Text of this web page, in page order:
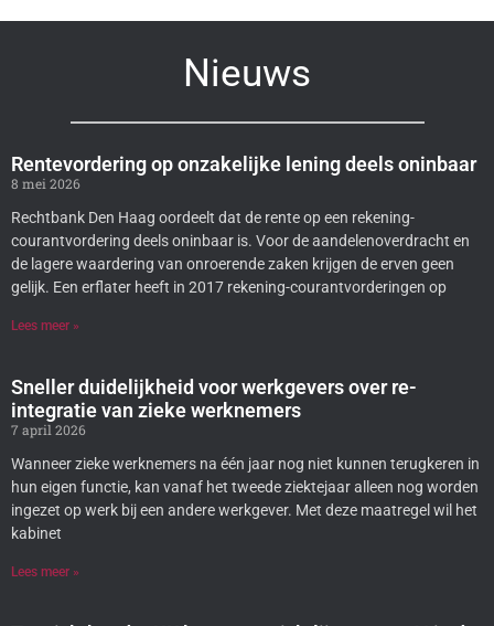
Nieuws
Rentevordering op onzakelijke lening deels oninbaar
8 mei 2026
Rechtbank Den Haag oordeelt dat de rente op een rekening-
courantvordering deels oninbaar is. Voor de aandelenoverdracht en
de lagere waardering van onroerende zaken krijgen de erven geen
gelijk. Een erflater heeft in 2017 rekening-courantvorderingen op
Lees meer »
Sneller duidelijkheid voor werkgevers over re-
integratie van zieke werknemers
7 april 2026
Wanneer zieke werknemers na één jaar nog niet kunnen terugkeren in
hun eigen functie, kan vanaf het tweede ziektejaar alleen nog worden
ingezet op werk bij een andere werkgever. Met deze maatregel wil het
kabinet
Lees meer »